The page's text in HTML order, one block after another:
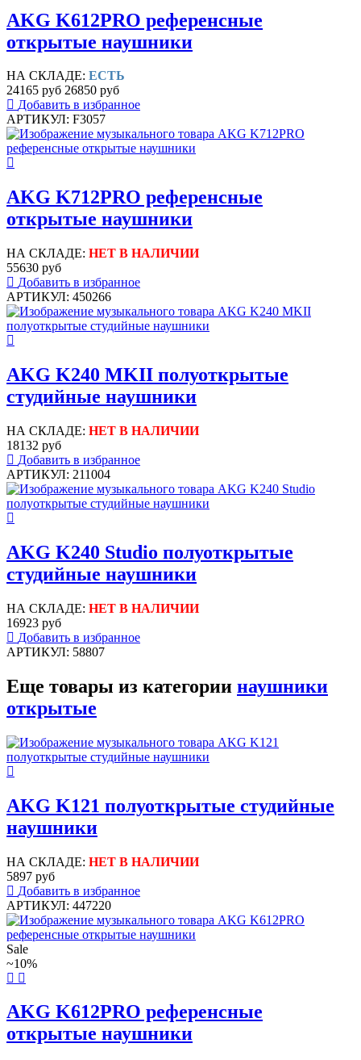
AKG K612PRO референсные
открытые наушники
НА СКЛАДЕ: ЕСТЬ
24165 руб 26850 руб
Добавить в избранное
АРТИКУЛ: F3057
AKG K712PRO референсные
открытые наушники
НА СКЛАДЕ: НЕТ В НАЛИЧИИ
55630 руб
Добавить в избранное
АРТИКУЛ: 450266
AKG K240 MKII полуоткрытые
студийные наушники
НА СКЛАДЕ: НЕТ В НАЛИЧИИ
18132 руб
Добавить в избранное
АРТИКУЛ: 211004
AKG K240 Studio полуоткрытые
студийные наушники
НА СКЛАДЕ: НЕТ В НАЛИЧИИ
16923 руб
Добавить в избранное
АРТИКУЛ: 58807
Еще товары из категории наушники
открытые
AKG K121 полуоткрытые студийные
наушники
НА СКЛАДЕ: НЕТ В НАЛИЧИИ
5897 руб
Добавить в избранное
АРТИКУЛ: 447220
Sale
~10%
AKG K612PRO референсные
открытые наушники